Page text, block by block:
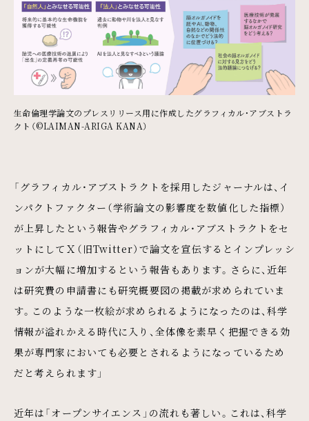
生命倫理学論文のプレスリリース用に作成したグラフィカル・アブストラ
クト（©LAIMAN-ARIGA KANA）
「グラフィカル・アブストラクトを採用したジャーナルは、イ
ンパクトファクター（学術論文の影響度を数値化した指標）
が上昇したという報告やグラフィカル・アブストラクトをセ
ットにしてＸ（旧Twitter）で論文を宣伝するとインプレッシ
ョンが大幅に増加するという報告もあります。さらに、近年
は研究費の申請書にも研究概要図の掲載が求められていま
す。このような一枚絵が求められるようになったのは、科学
情報が溢れかえる時代に入り、全体像を素早く把握できる効
果が専門家においても必要とされるようになっているため
だと考えられます」
近年は「オープンサイエンス」の流れも著しい。これは、科学